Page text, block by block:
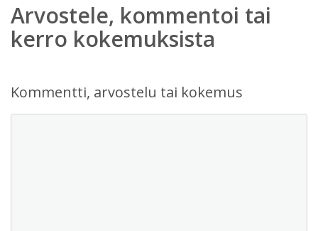
Arvostele, kommentoi tai
kerro kokemuksista
Kommentti, arvostelu tai kokemus